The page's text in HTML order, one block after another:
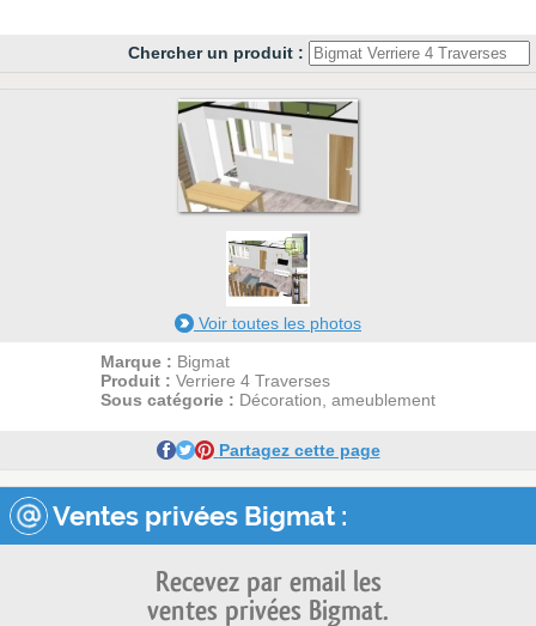
Chercher un produit :
1
Voir toutes les photos
Marque : Bigmat
Produit : Verriere 4 Traverses
Sous catégorie : Décoration, ameublement
Partagez cette page
Ventes privées Bigmat :
Recevez par email les
ventes privées Bigmat.